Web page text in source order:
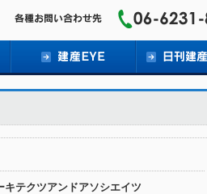
テクツアンドアソシエイツ